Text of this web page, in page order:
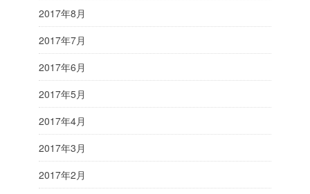
2017年8月
2017年7月
2017年6月
2017年5月
2017年4月
2017年3月
2017年2月